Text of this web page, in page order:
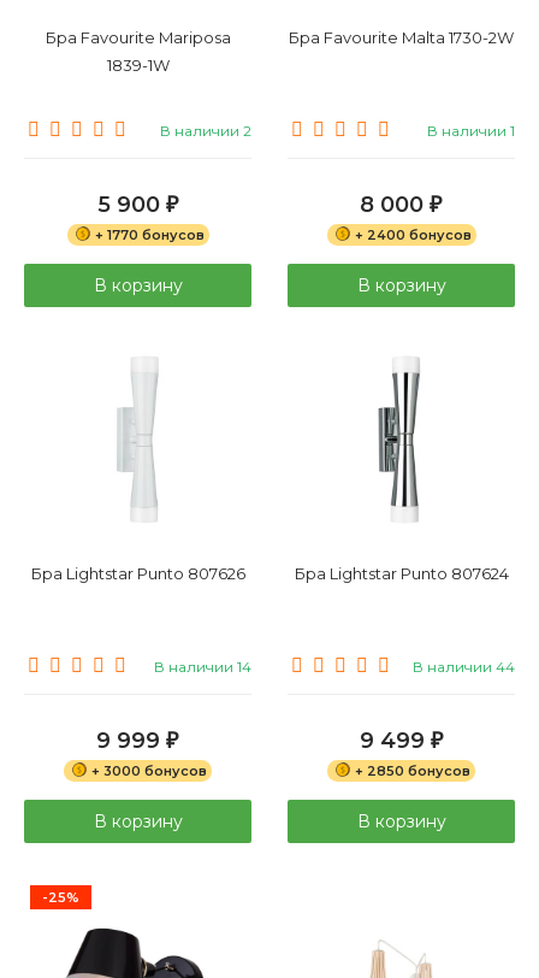
Бра Favourite Mariposa
1839-1W
В наличии 2
5 900 ₽
+ 1770 бонусов
В корзину
Бра Favourite Malta 1730-2W
В наличии 1
8 000 ₽
+ 2400 бонусов
В корзину
Бра Lightstar Punto 807626
В наличии 14
9 999 ₽
+ 3000 бонусов
В корзину
Бра Lightstar Punto 807624
В наличии 44
9 499 ₽
+ 2850 бонусов
В корзину
-25%